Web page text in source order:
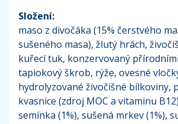
Složení:
maso z divočáka (15% čerstvého
sušeného masa), žlutý hrách,
kuřecí tuk, konzervovaný
tapiokový škrob, rýže, ovesné
hydrolyzované živočišné bílkoviny,
kvasnice (zdroj MOC a vitaminu
semínka (1%), sušená mrkev (1%),